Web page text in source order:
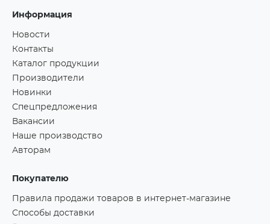
Информация
Новости
Контакты
Каталог продукции
Производители
Новинки
Спецпредложения
Вакансии
Наше производство
Авторам
Покупателю
Правила продажи товаров в интернет-магазине
Способы доставки